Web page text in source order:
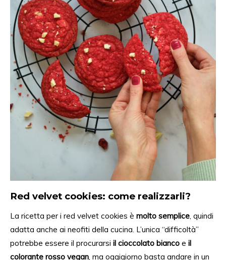
Red velvet cookies: come realizzarli?
La ricetta per i red velvet cookies è molto semplice, quindi
adatta anche ai neofiti della cucina. L’unica “difficoltà”
potrebbe essere il procurarsi il cioccolato bianco e il
colorante rosso vegan, ma oggigiorno basta andare in un